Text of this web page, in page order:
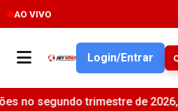
AO VIVO
Login/Entrar
de 2026, crescimento de